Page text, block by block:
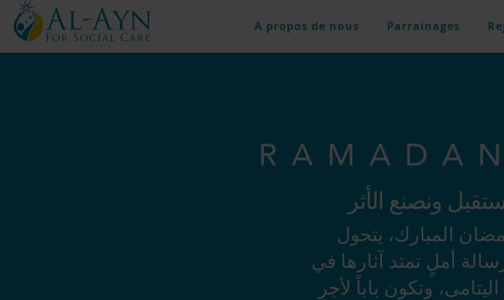
A propos de nous Parrainages
ونصنع الأثر
المبارك، يتحول
أملٍ تمتد آثارها في
وتكون باباً لأجرٍ